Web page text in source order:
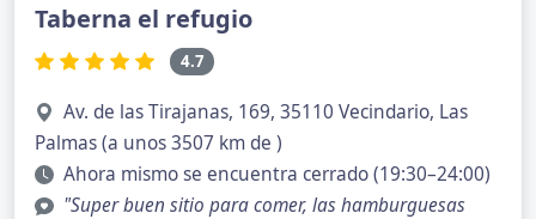
Taberna el refugio
4.7
Av. de las Tirajanas, 169, 35110 Vecindario, Las
Palmas (a unos 3507 km de )
Ahora mismo se encuentra cerrado (19:30–24:00)
"Super buen sitio para comer, las hamburguesas